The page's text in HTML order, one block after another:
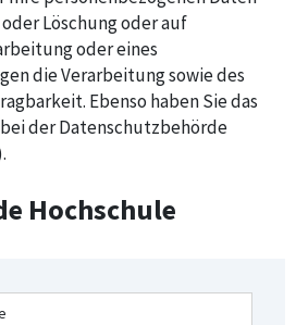
Löschung oder auf
oder eines
die Verarbeitung sowie des
Ebenso haben Sie das
der Datenschutzbehörde
Hochschule